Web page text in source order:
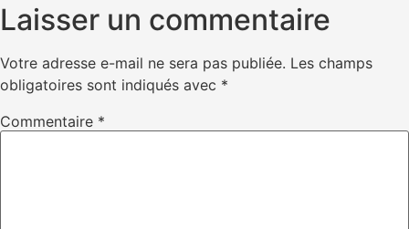
Laisser un commentaire
Votre adresse e-mail ne sera pas publiée. Les champs
obligatoires sont indiqués avec *
Commentaire *